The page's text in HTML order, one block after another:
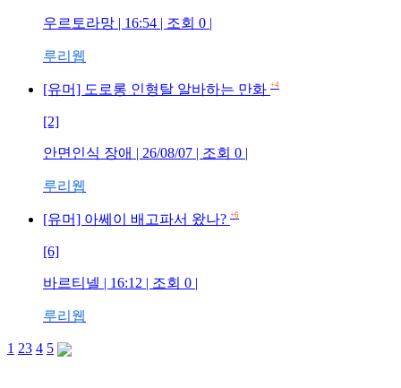
우르토라망 | 16:54 | 조회 0 |
루리웹
[유머] 도로롱 인형탈 알바하는 만화 +4
[2]
안면인식 장애 | 26/08/07 | 조회 0 |
루리웹
[유머] 아쎄이 배고파서 왔나? +6
[6]
바르티넬 | 16:12 | 조회 0 |
루리웹
1 23 4 5